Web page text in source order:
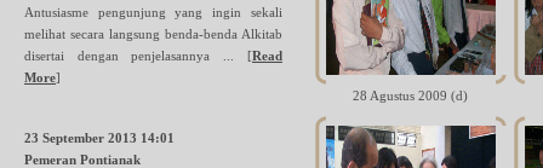
Antusiasme pengunjung yang ingin sekali
melihat secara langsung benda-benda Alkitab
disertai dengan penjelasannya ... [Read
More]
23 September 2013 14:01
Pemeran Pontianak
28 Agustus 2009 (d)